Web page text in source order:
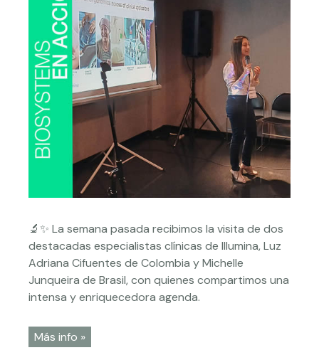
🔬✨ La semana pasada recibimos la visita de dos
destacadas especialistas clínicas de Illumina, Luz
Adriana Cifuentes de Colombia y Michelle
Junqueira de Brasil, con quienes compartimos una
intensa y enriquecedora agenda.
Más info »